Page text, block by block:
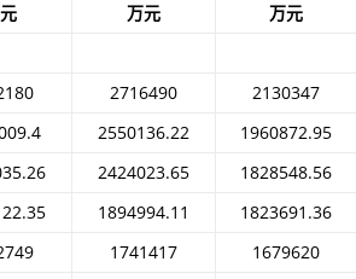
万元 万元
2716490 2130347
2550136.22 1960872.95
2424023.65 1828548.56
1894994.11 1823691.36
1741417 1679620